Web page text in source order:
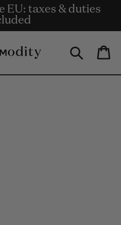
bestellingen van €
meer.
EU: taxes & duties
shopping with
Bag